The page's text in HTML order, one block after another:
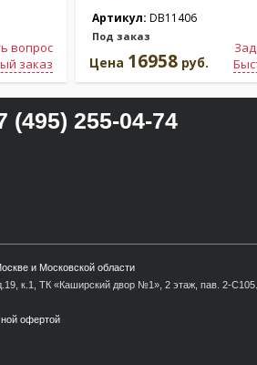
вопрос
заказ
Артикул: DB11406
Под заказ
Цена 16958 руб.
(495) 255-04-74
и Московской области
к.1, ТК «Каширский двор №1», 2 этаж, пав. 2-С105.
офертой